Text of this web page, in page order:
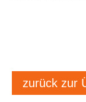
zurück zur